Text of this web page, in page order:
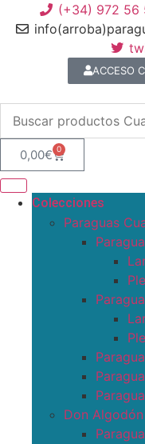
(+34) 972 56
ACCESO
0,00€ 0
Colecciones
Paraguas
Don Algodón